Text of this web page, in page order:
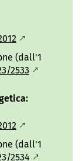
(dall'1
2533
(dall'1
2534